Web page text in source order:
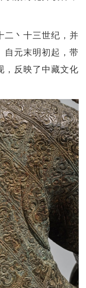
二丶十三世纪，并
自元末明初起，带
，反映了中藏文化